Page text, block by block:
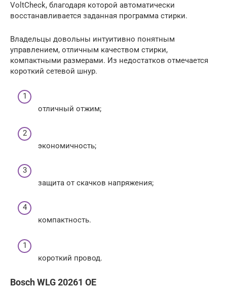
VoltCheck, благодаря которой автоматически
восстанавливается заданная программа стирки.
Владельцы довольны интуитивно понятным
управлением, отличным качеством стирки,
компактными размерами. Из недостатков отмечается
короткий сетевой шнур.
отличный отжим;
экономичность;
защита от скачков напряжения;
компактность.
короткий провод.
Bosch WLG 20261 OE